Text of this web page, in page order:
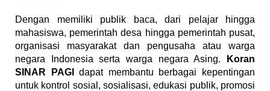
Dengan memiliki publik baca, dari pelajar hingga
mahasiswa, pemerintah desa hingga pemerintah pusat,
organisasi masyarakat dan pengusaha atau warga
negara Indonesia serta warga negara Asing.
Koran
SINAR PAGI
dapat membantu berbagai kepentingan
untuk kontrol sosial, sosialisasi, edukasi publik, promosi